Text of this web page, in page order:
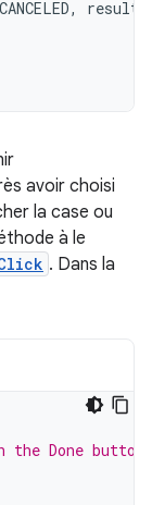
,
avoir choisi
la case ou
à le
. Dans la
Done button